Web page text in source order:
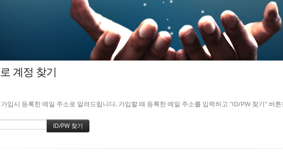
계정 찾기
입시 등록한 메일 주소로 알려드립니다. 가입할 때 등록한 메일 주소를 입력하고 "ID/PW 찾기" 버